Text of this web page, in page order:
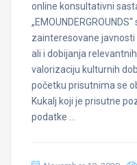
online konsultativni
zainteresovane
ali i dobijanja
valorizaciju kulturnih
početku prisutnima se
Kukalj koji je prisutne
podatke …